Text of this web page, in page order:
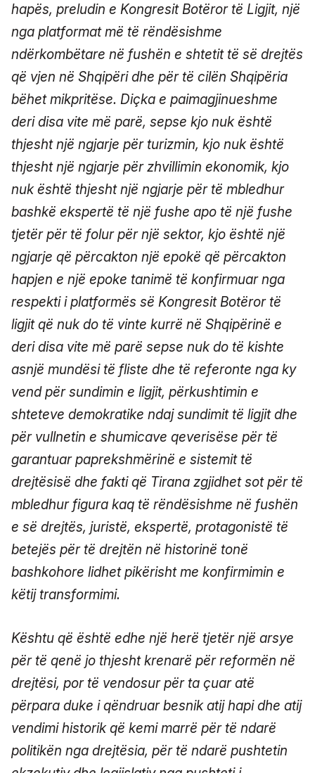
hapës, preludin e Kongresit Botëror të Ligjit, një
nga platformat më të rëndësishme
ndërkombëtare në fushën e shtetit të së drejtës
që vjen në Shqipëri dhe për të cilën Shqipëria
bëhet mikpritëse. Diçka e paimagjinueshme
deri disa vite më parë, sepse kjo nuk është
thjesht një ngjarje për turizmin, kjo nuk është
thjesht një ngjarje për zhvillimin ekonomik, kjo
nuk është thjesht një ngjarje për të mbledhur
bashkë ekspertë të një fushe apo të një fushe
tjetër për të folur për një sektor, kjo është një
ngjarje që përcakton një epokë që përcakton
hapjen e një epoke tanimë të konfirmuar nga
respekti i platformës së Kongresit Botëror të
ligjit që nuk do të vinte kurrë në Shqipërinë e
deri disa vite më parë sepse nuk do të kishte
asnjë mundësi të fliste dhe të referonte nga ky
vend për sundimin e ligjit, përkushtimin e
shteteve demokratike ndaj sundimit të ligjit dhe
për vullnetin e shumicave qeverisëse për të
garantuar paprekshmërinë e sistemit të
drejtësisë dhe fakti që Tirana zgjidhet sot për të
mbledhur figura kaq të rëndësishme në fushën
e së drejtës, juristë, ekspertë, protagonistë të
betejës për të drejtën në historinë tonë
bashkohore lidhet pikërisht me konfirmimin e
këtij transformimi.
Kështu që është edhe një herë tjetër një arsye
për të qenë jo thjesht krenarë për reformën në
drejtësi, por të vendosur për ta çuar atë
përpara duke i qëndruar besnik atij hapi dhe atij
vendimi historik që kemi marrë për të ndarë
politikën nga drejtësia, për të ndarë pushtetin